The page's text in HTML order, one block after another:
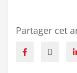
Partager cet